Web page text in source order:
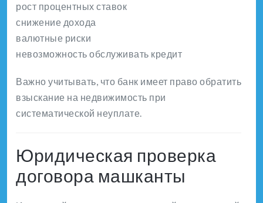
рост процентных ставок
снижение дохода
валютные риски
невозможность обслуживать кредит
Важно учитывать, что банк имеет право обратить
взыскание на недвижимость при
систематической неуплате.
Юридическая проверка
договора машканты